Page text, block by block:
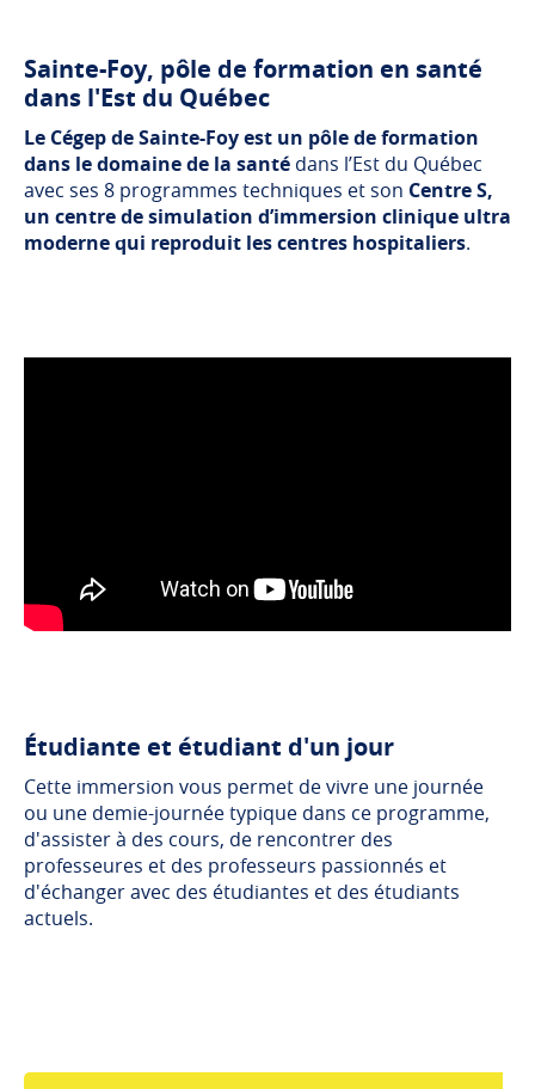
Sainte-Foy, pôle de formation en santé
dans l'Est du Québec
Le Cégep de Sainte-Foy est un pôle de formation
dans le domaine de la santé dans l’Est du Québec
avec ses 8 programmes techniques et son Centre S,
un centre de simulation d’immersion clinique ultra
moderne qui reproduit les centres hospitaliers.
Étudiante et étudiant d'un jour
Cette immersion vous permet de vivre une journée
ou une demie-journée typique dans ce programme,
d'assister à des cours, de rencontrer des
professeures et des professeurs passionnés et
d'échanger avec des étudiantes et des étudiants
actuels.